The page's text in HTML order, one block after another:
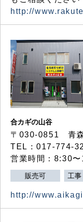
http://
合カギの山谷
〒030-0851 青
TEL：017-774-
営業時間：8:30
販売可 工
http://